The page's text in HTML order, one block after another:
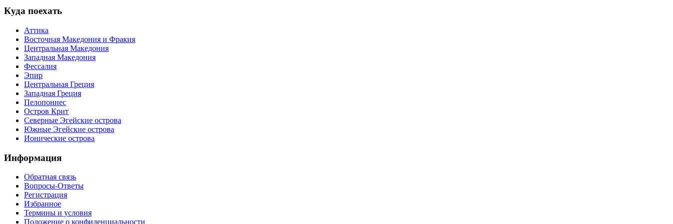
Куда поехать
Аттика
Восточная Македония и Фракия
Центральная Македония
Западная Македония
Фессалия
Эпир
Центральная Греция
Западная Греция
Пелопоннес
Остров Крит
Северные Эгейские острова
Южные Эгейские острова
Ионические острова
Информация
Обратная связь
Вопросы-Ответы
Регистрация
Избранное
Термины и условия
Положение о конфиденциальности